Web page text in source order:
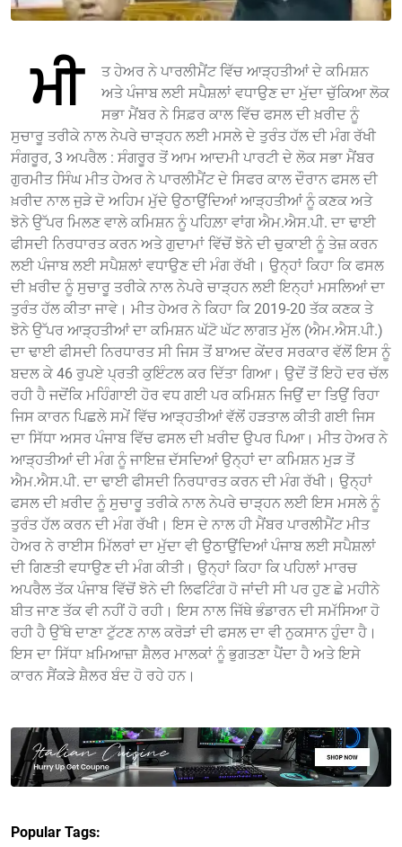
ਮੀ
ਤ ਹੇਅਰ ਨੇ ਪਾਰਲੀਮੈਂਟ ਵਿੱਚ ਆੜ੍ਹਤੀਆਂ ਦੇ ਕਮਿਸ਼ਨ
ਅਤੇ ਪੰਜਾਬ ਲਈ ਸਪੈਸ਼ਲਾਂ ਵਧਾਉਣ ਦਾ ਮੁੱਦਾ ਚੁੱਕਿਆ ਲੋਕ
ਸਭਾ ਮੈਂਬਰ ਨੇ ਸਿਫ਼ਰ ਕਾਲ ਵਿੱਚ ਫਸਲ ਦੀ ਖ਼ਰੀਦ ਨੂੰ
ਸੁਚਾਰੂ ਤਰੀਕੇ ਨਾਲ ਨੇਪਰੇ ਚਾੜ੍ਹਨ ਲਈ ਮਸਲੇ ਦੇ ਤੁਰੰਤ ਹੱਲ ਦੀ ਮੰਗ ਰੱਖੀ
ਸੰਗਰੂਰ, 3 ਅਪਰੈਲ : ਸੰਗਰੂਰ ਤੋਂ ਆਮ ਆਦਮੀ ਪਾਰਟੀ ਦੇ ਲੋਕ ਸਭਾ ਮੈਂਬਰ
ਗੁਰਮੀਤ ਸਿੰਘ ਮੀਤ ਹੇਅਰ ਨੇ ਪਾਰਲੀਮੈਂਟ ਦੇ ਸਿਫਰ ਕਾਲ ਦੌਰਾਨ ਫਸਲ ਦੀ
ਖ਼ਰੀਦ ਨਾਲ ਜੁੜੇ ਦੋ ਅਹਿਮ ਮੁੱਦੇ ਉਠਾਉਂਦਿਆਂ ਆੜ੍ਹਤੀਆਂ ਨੂੰ ਕਣਕ ਅਤੇ
ਝੋਨੇ ਉੱਪਰ ਮਿਲਣ ਵਾਲੇ ਕਮਿਸ਼ਨ ਨੂੰ ਪਹਿਲ਼ਾ ਵਾਂਗ ਐਮ.ਐਸ.ਪੀ. ਦਾ ਢਾਈ
ਫੀਸਦੀ ਨਿਰਧਾਰਤ ਕਰਨ ਅਤੇ ਗੁਦਾਮਾਂ ਵਿੱਚੋਂ ਝੋਨੇ ਦੀ ਚੁਕਾਈ ਨੂੰ ਤੇਜ਼ ਕਰਨ
ਲਈ ਪੰਜਾਬ ਲਈ ਸਪੈਸ਼ਲਾਂ ਵਧਾਉਣ ਦੀ ਮੰਗ ਰੱਖੀ। ਉਨ੍ਹਾਂ ਕਿਹਾ ਕਿ ਫਸਲ
ਦੀ ਖ਼ਰੀਦ ਨੂੰ ਸੁਚਾਰੂ ਤਰੀਕੇ ਨਾਲ ਨੇਪਰੇ ਚਾੜ੍ਹਨ ਲਈ ਇਨ੍ਹਾਂ ਮਸਲਿਆਂ ਦਾ
ਤੁਰੰਤ ਹੱਲ ਕੀਤਾ ਜਾਵੇ। ਮੀਤ ਹੇਅਰ ਨੇ ਕਿਹਾ ਕਿ 2019-20 ਤੱਕ ਕਣਕ ਤੇ
ਝੋਨੇ ਉੱਪਰ ਆੜ੍ਹਤੀਆਂ ਦਾ ਕਮਿਸ਼ਨ ਘੱਟੋ ਘੱਟ ਲਾਗਤ ਮੁੱਲ (ਐਮ.ਐਸ.ਪੀ.)
ਦਾ ਢਾਈ ਫੀਸਦੀ ਨਿਰਧਾਰਤ ਸੀ ਜਿਸ ਤੋਂ ਬਾਅਦ ਕੇਂਦਰ ਸਰਕਾਰ ਵੱਲੋਂ ਇਸ ਨੂੰ
ਬਦਲ ਕੇ 46 ਰੁਪਏ ਪ੍ਰਤੀ ਕੁਇੰਟਲ ਕਰ ਦਿੱਤਾ ਗਿਆ। ਉਦੋਂ ਤੋਂ ਇਹੋ ਦਰ ਚੱਲ
ਰਹੀ ਹੈ ਜਦੋਂਕਿ ਮਹਿੰਗਾਈ ਹੋਰ ਵਧ ਗਈ ਪਰ ਕਮਿਸ਼ਨ ਜਿਉਂ ਦਾ ਤਿਉਂ ਰਿਹਾ
ਜਿਸ ਕਾਰਨ ਪਿਛਲੇ ਸਮੇਂ ਵਿੱਚ ਆੜ੍ਹਤੀਆਂ ਵੱਲੋਂ ਹੜਤਾਲ ਕੀਤੀ ਗਈ ਜਿਸ
ਦਾ ਸਿੱਧਾ ਅਸਰ ਪੰਜਾਬ ਵਿੱਚ ਫਸਲ ਦੀ ਖ਼ਰੀਦ ਉਪਰ ਪਿਆ। ਮੀਤ ਹੇਅਰ ਨੇ
ਆੜ੍ਹਤੀਆਂ ਦੀ ਮੰਗ ਨੂੰ ਜਾਇਜ਼ ਦੱਸਦਿਆਂ ਉਨ੍ਹਾਂ ਦਾ ਕਮਿਸ਼ਨ ਮੁੜ ਤੋਂ
ਐਮ.ਐਸ.ਪੀ. ਦਾ ਢਾਈ ਫੀਸਦੀ ਨਿਰਧਾਰਤ ਕਰਨ ਦੀ ਮੰਗ ਰੱਖੀ। ਉਨ੍ਹਾਂ
ਫਸਲ ਦੀ ਖ਼ਰੀਦ ਨੂੰ ਸੁਚਾਰੂ ਤਰੀਕੇ ਨਾਲ ਨੇਪਰੇ ਚਾੜ੍ਹਨ ਲਈ ਇਸ ਮਸਲੇ ਨੂੰ
ਤੁਰੰਤ ਹੱਲ ਕਰਨ ਦੀ ਮੰਗ ਰੱਖੀ। ਇਸ ਦੇ ਨਾਲ ਹੀ ਮੈਂਬਰ ਪਾਰਲੀਮੈਂਟ ਮੀਤ
ਹੇਅਰ ਨੇ ਰਾਈਸ ਮਿੱਲਰਾਂ ਦਾ ਮੁੱਦਾ ਵੀ ਉਠਾਉਂਦਿਆਂ ਪੰਜਾਬ ਲਈ ਸਪੈਸ਼ਲਾਂ
ਦੀ ਗਿਣਤੀ ਵਧਾਉਣ ਦੀ ਮੰਗ ਕੀਤੀ। ਉਨ੍ਹਾਂ ਕਿਹਾ ਕਿ ਪਹਿਲਾਂ ਮਾਰਚ
ਅਪਰੈਲ ਤੱਕ ਪੰਜਾਬ ਵਿੱਚੋਂ ਝੋਨੇ ਦੀ ਲਿਫਟਿੰਗ ਹੋ ਜਾਂਦੀ ਸੀ ਪਰ ਹੁਣ ਛੇ ਮਹੀਨੇ
ਬੀਤ ਜਾਣ ਤੱਕ ਵੀ ਨਹੀਂ ਹੋ ਰਹੀ। ਇਸ ਨਾਲ ਜਿੱਥੇ ਭੰਡਾਰਨ ਦੀ ਸਮੱਸਿਆ ਹੋ
ਰਹੀ ਹੈ ਉੱਥੇ ਦਾਣਾ ਟੁੱਟਣ ਨਾਲ ਕਰੋੜਾਂ ਦੀ ਫਸਲ ਦਾ ਵੀ ਨੁਕਸਾਨ ਹੁੰਦਾ ਹੈ।
ਇਸ ਦਾ ਸਿੱਧਾ ਖ਼ਮਿਆਜ਼ਾ ਸ਼ੈਲਰ ਮਾਲਕਾਂ ਨੂੰ ਭੁਗਤਣਾ ਪੈਂਦਾ ਹੈ ਅਤੇ ਇਸੇ
ਕਾਰਨ ਸੈਂਕੜੇ ਸ਼ੈਲਰ ਬੰਦ ਹੋ ਰਹੇ ਹਨ।
Popular Tags: